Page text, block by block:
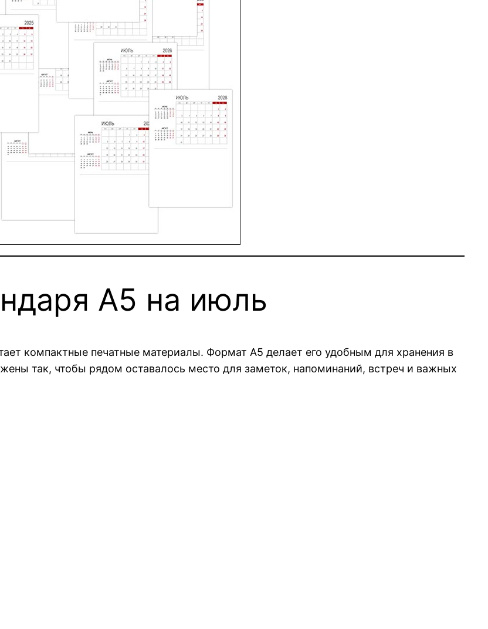
A5 на июль
компактные печатные материалы. Формат A5 делает его удобным для хранения в
так, чтобы рядом оставалось место для заметок, напоминаний, встреч и важных